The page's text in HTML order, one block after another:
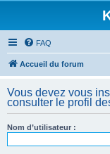
FAQ
Accueil du forum
Vous devez vous
consulter le profil
Nom d’utilisateur :